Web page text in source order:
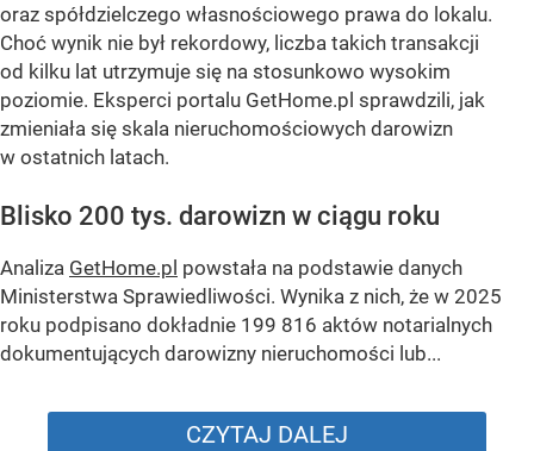
oraz spółdzielczego własnościowego prawa do lokalu.
Choć wynik nie był rekordowy, liczba takich transakcji
od kilku lat utrzymuje się na stosunkowo wysokim
poziomie. Eksperci portalu GetHome.pl sprawdzili, jak
zmieniała się skala nieruchomościowych darowizn
w ostatnich latach.
Blisko 200 tys. darowizn w ciągu roku
Analiza GetHome.pl powstała na podstawie danych
Ministerstwa Sprawiedliwości. Wynika z nich, że w 2025
roku podpisano dokładnie 199 816 aktów notarialnych
dokumentujących darowizny nieruchomości lub...
CZYTAJ DALEJ